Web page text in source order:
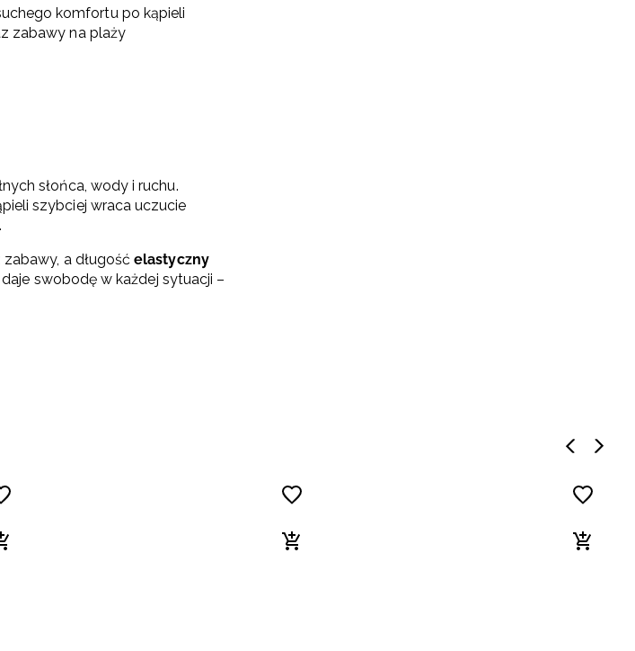
komfortu po kąpieli
zabawy na plaży
słońca, wody i ruchu.
szybciej wraca uczucie
a długośćelastyczny
swobodę w każdej sytuacji –